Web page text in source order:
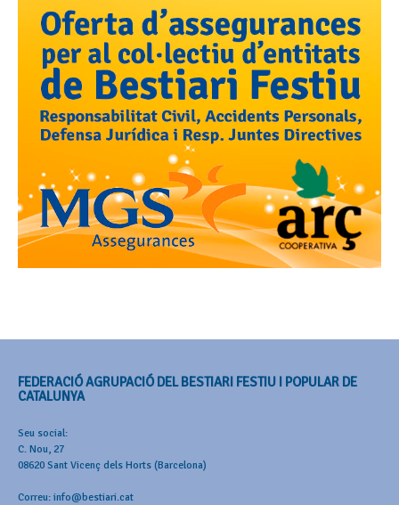
FEDERACIÓ AGRUPACIÓ DEL BESTIARI FESTIU I POPULAR DE
CATALUNYA
Seu social:
C. Nou, 27
08620 Sant Vicenç dels Horts (Barcelona)
Correu: info@bestiari.cat